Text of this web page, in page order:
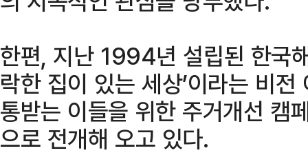
한편, 지난 1994년 설립된 한국
락한 집이 있는 세상’이라는 비
통받는 이들을 위한 주거개선 캠
으로 전개해 오고 있다.